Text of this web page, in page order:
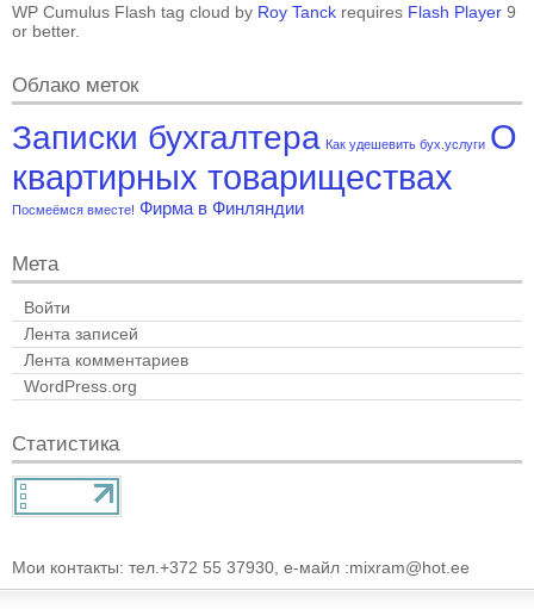
WP Cumulus Flash tag cloud by Roy Tanck requires Flash Player 9
or better.
Облако меток
Записки бухгалтера Как удешевить бух.услуги О
квартирных товариществах
Посмеёмся вместе! Фирма в Финляндии
Мета
Войти
Лента записей
Лента комментариев
WordPress.org
Статистика
Мои контакты: тел.+372 55 37930, е-майл :mixram@hot.ee